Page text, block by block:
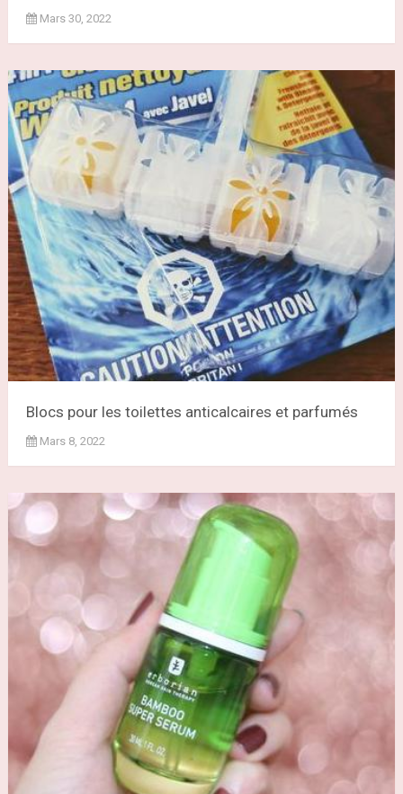
Mars 30, 2022
Blocs pour les toilettes anticalcaires et parfumés
Mars 8, 2022